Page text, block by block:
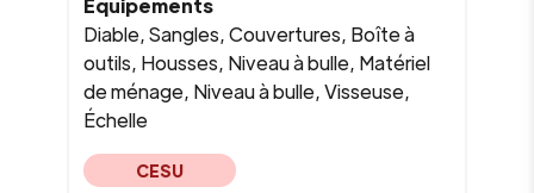
Equipements
Diable, Sangles, Couvertures, Boîte à
outils, Housses, Niveau à bulle, Matériel
de ménage, Niveau à bulle, Visseuse,
Échelle
CESU